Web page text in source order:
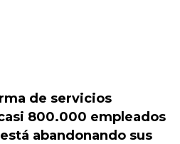
de servicios
800.000 empleados
abandonando sus